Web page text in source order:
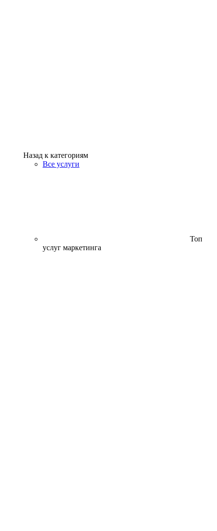
Назад к категориям
Все услуги
Топ
услуг маркетинга